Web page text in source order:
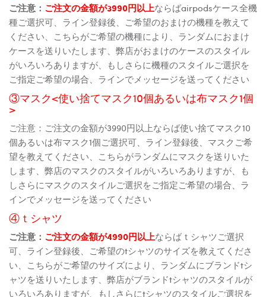
ご注意： ご注文の金額が3990円以上ならばairpodsケース全機
種ご選択可、ライン登録後、ご希望のおまけの機種を教えて
ください、こちらがご希望の機種により、ランダムにおまけ
ケースを送りいたします、弊店がおまけのケースのスタイル
がいろいろありますが、もしさらに機種のスタイルご選択を
ご指定ご希望の場合、ラインでメッセージを送ってください
③マスク<使い捨てマスク10個あるいは布マスク1個
>
ご注意：ご注文の金額が3990円以上ならば使い捨てマスク10
個あるいは布マスク1個ご選択可、ライン登録後、マスクご希
望を教えてください、こちらがランダムにマスクを送りいた
します、弊店のマスクのスタイルがいろいろありますが、も
しさらにマスクのスタイルご選択をご指定ご希望の場合、ラ
インでメッセージを送ってください
④ｔシャツ
ご注意： ご注文の金額が4990円以上ならばｔシャツご選択
可、ライン登録後、ご希望のtシャツのサイズを教えてくださ
い、こちらがご希望のサイズにより、ランダムにブランドtシ
ャツを送りいたします、弊店がブランドtシャツのスタイルが
いろいろありますが、もしさらにtシャツのスタイルご選択を